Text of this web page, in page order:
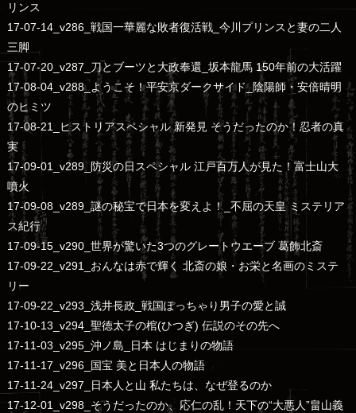
リンス
17-07-14_v286_戦国一華麗な敗者復活戦_今川プリンスと妻の二人
三脚
17-07-20_v287_刀とブーツと大政奉還_坂本龍馬 150年前の大活躍
17-08-04_v288_ようこそ！平安京ダークサイド_陰陽師・安倍晴明
のヒミツ
17-08-21_ヒストリアスペシャル 新発見 そうだったのか！忍者の真
実
17-09-01_v289_防災の日スペシャル 江戸百万人が見た！富士山大
噴火
17-09-08_v289_謎の秘宝で日本を変えよ！_不屈の天皇 ミステリア
ス紀行
17-09-15_v290_世界が驚いた3つのグレートウエーブ 葛飾北斎
17-09-22_v291_おんなは赤で輝く 北斎の娘・お栄と名画のミステ
リー
17-09-22_v293_浅井長政_戦国ぽっちゃり男子の愛と誠
17-10-13_v294_聖徳太子の棺(ひつぎ) 伝説のその先へ
17-11-03_v295_沖ノ島_日本 はじまりの物語
17-11-17_v296_国宝 美と日本人の物語
17-11-24_v297_日本人と山 私たちは、なぜ登るのか
17-12-01_v298_そうだったのか、応仁の乱！天下の“大悪人”畠山義